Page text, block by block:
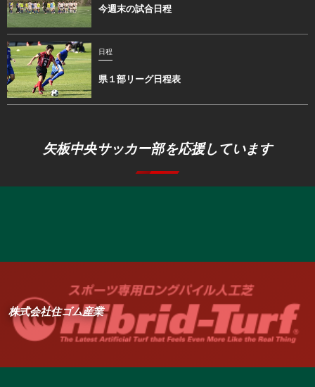
今週末の試合日程
日程
県１部リーグ日程表
矢板中央サッカー部を応援しています
株式会社住ゴム産業